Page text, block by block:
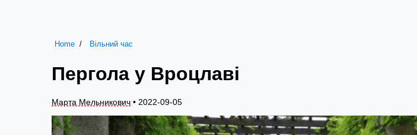
Home Вільний час
Пергола у Вроцлаві
Марта Мельникович • 2022-09-05